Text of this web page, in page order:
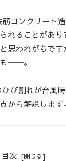
コンクリート
れることがあり
思われがちで
──。
び割れが台風
から解説します。
目次